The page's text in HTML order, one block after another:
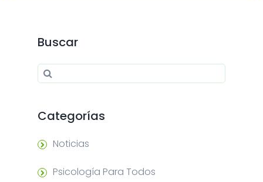
Buscar
Search for:
Categorías
Noticias
Psicología Para Todos